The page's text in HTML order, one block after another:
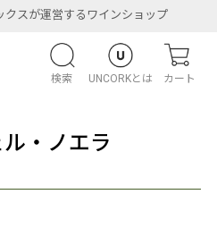
クスが運営するワインショップ
検索 UNCORKとは カート
・ノエラ